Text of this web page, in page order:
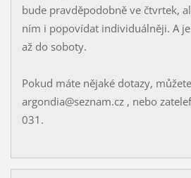
bude pravděpodobně ve čtvrtek,
ním i popovídat individuálněji. A
až do soboty.
Pokud máte nějaké dotazy,
argondia@seznam.cz , nebo
031.